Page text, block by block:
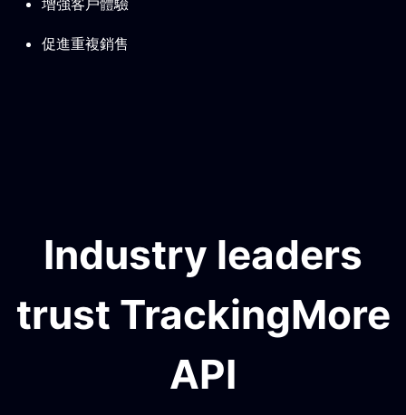
增強客戶體驗
促進重複銷售
Industry leaders
trust TrackingMore
API